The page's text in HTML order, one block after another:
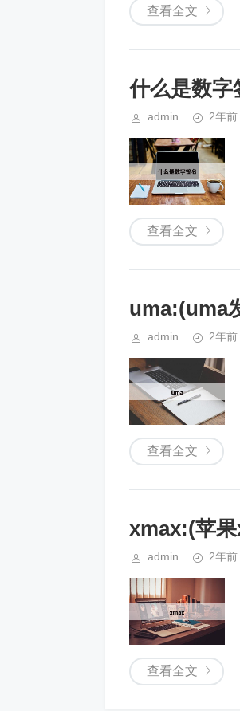
查看全文
什么是数字
admin 2年前
查看全文
uma:(uma
admin 2年前
查看全文
xmax:(苹
admin 2年前
查看全文